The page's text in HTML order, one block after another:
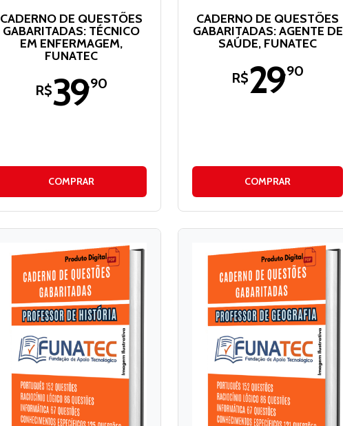
CADERNO DE QUESTÕES
GABARITADAS: TÉCNICO
EM ENFERMAGEM,
FUNATEC
R$39,90
COMPRAR
CADERNO DE QUESTÕES
GABARITADAS: AGENTE DE
SAÚDE, FUNATEC
R$29,90
COMPRAR